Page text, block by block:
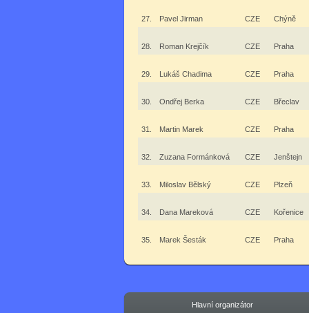
27. Pavel Jirman CZE Chýně
28. Roman Krejčík CZE Praha
29. Lukáš Chadima CZE Praha
30. Ondřej Berka CZE Břeclav
31. Martin Marek CZE Praha
32. Zuzana Formánková CZE Jenštejn
33. Miloslav Bělský CZE Plzeň
34. Dana Mareková CZE Kořenice
35. Marek Šesták CZE Praha
Hlavní organizátor